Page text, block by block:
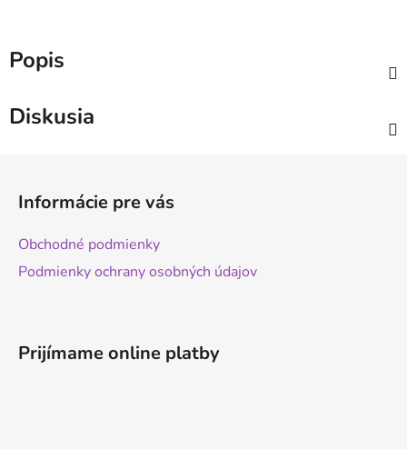
Popis
Diskusia
Informácie pre vás
Obchodné podmienky
Podmienky ochrany osobných údajov
Prijímame online platby